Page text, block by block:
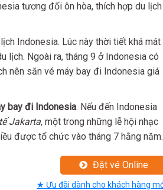
tương đối ôn hòa, thích hợp du lịch
Indonesia. Lúc này thời tiết khá mát
lịch. Ngoài ra, tháng 9 ở Indonesia có
nên săn vé máy bay đi Indonesia giá
bay đi Indonesia. Nếu đến Indonesia
Jakarta, một trong những lễ hội nhạc
được tổ chức vào tháng 7 hằng năm.
Đặt vé Online
★ Ưu đãi dành cho khách hàng